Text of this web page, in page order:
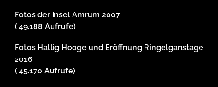
Fotos der Insel Amrum 2007
( 49.188 Aufrufe)
Fotos Hallig Hooge und Eröffnung Ringelganstage
2016
( 45.170 Aufrufe)